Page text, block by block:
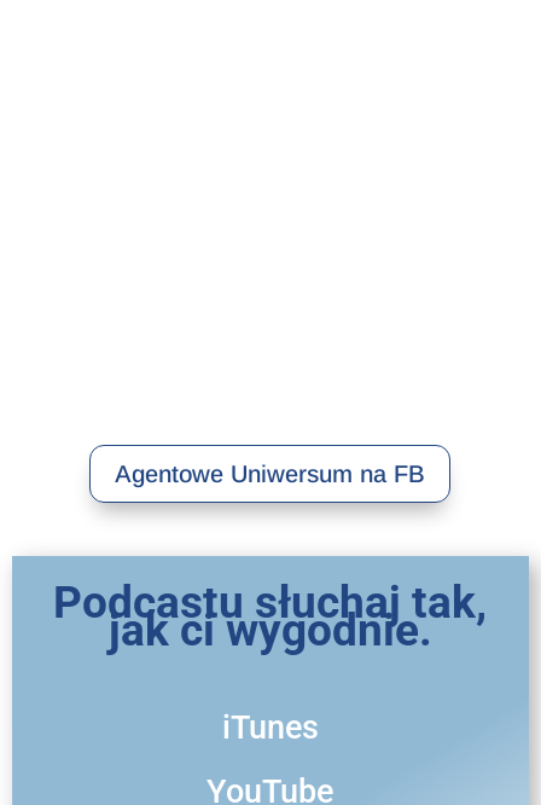
Agentowe Uniwersum na FB
Podcastu słuchaj tak,
jak ci wygodnie.
iTunes
YouTube